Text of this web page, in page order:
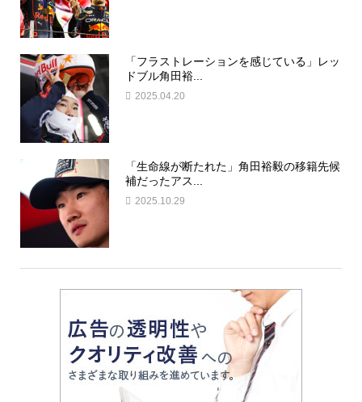
「フラストレーションを感じている」レッ
ドブル角田裕...
2025.04.20
「生命線が断たれた」角田裕毅の移籍先候
補だったアス...
2025.10.29